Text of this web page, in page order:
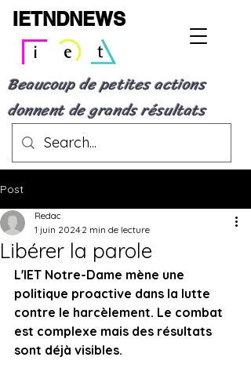
IETNDNEWS
Beaucoup de petites actions
donnent de grands résultats
Post
Libérer la parole
Redac
1 juin 2024 2 min de lecture
L'IET Notre-Dame mène une
politique proactive dans la lutte
contre le harcèlement. Le combat
est complexe mais des résultats
sont déjà visibles.